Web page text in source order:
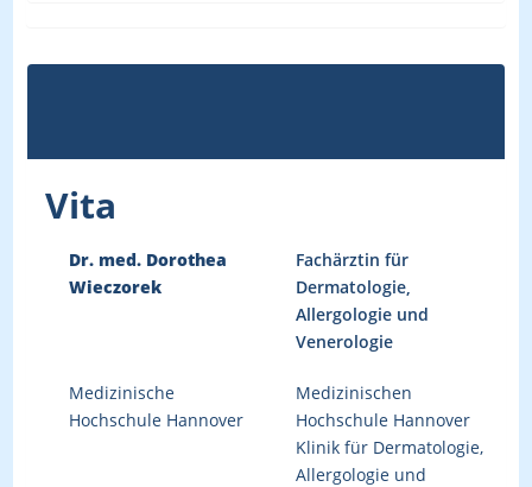
Vita
Dr. med. Dorothea
Wieczorek
Fachärztin für
Dermatologie,
Allergologie und
Venerologie
Medizinische
Hochschule Hannover
Medizinischen
Hochschule Hannover
Klinik für Dermatologie,
Allergologie und